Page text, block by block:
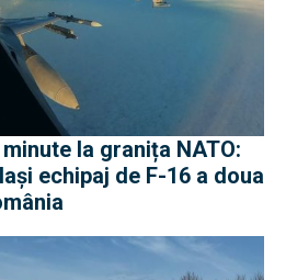
la granița NATO:
echipaj de F-16 a doua